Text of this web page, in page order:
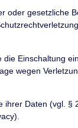
gesetzliche
Einschaltung
wegen
Daten (vgl.